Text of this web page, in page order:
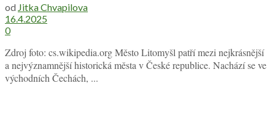
od Jitka Chvapilova
16.4.2025
0
Zdroj foto: cs.wikipedia.org Město Litomyšl patří mezi nejkrásnější
a nejvýznamnější historická města v České republice. Nachází se ve
východních Čechách, ...